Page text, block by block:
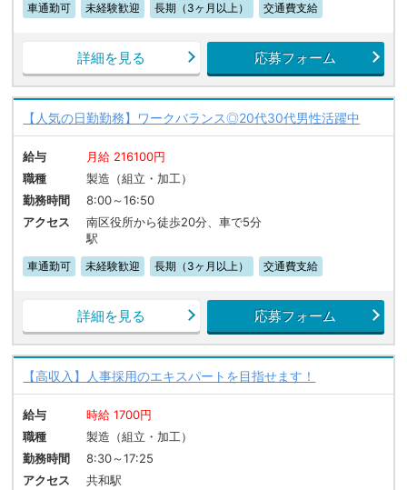
車通勤可 未経験歓迎 長期（3ヶ月以上） 交通費支給
詳細を見る 応募フォーム
【人気の日勤勤務】ワークバランス◎20代30代男性活躍中
給与
月給 216100円
職種
製造（組立・加工）
勤務時間
8:00～16:50
アクセス
南区役所から徒歩20分、車で5分
駅
車通勤可 未経験歓迎 長期（3ヶ月以上） 交通費支給
詳細を見る 応募フォーム
【高収入】人事採用のエキスパートを目指せます！
給与
時給 1700円
職種
製造（組立・加工）
勤務時間
8:30～17:25
アクセス
共和駅